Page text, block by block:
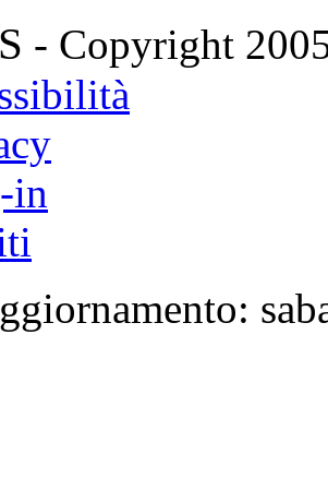
S - Copyright
in